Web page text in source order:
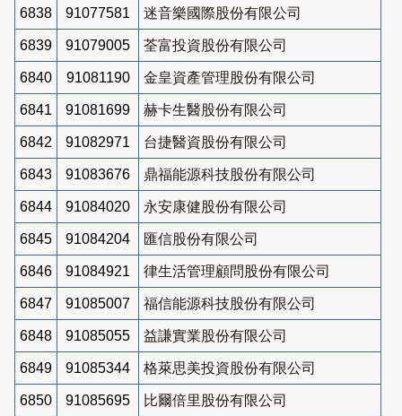
6838 91077581 迷音樂國際股份有限公司
6839 91079005 荃富投資股份有限公司
6840 91081190 金皇資產管理股份有限公司
6841 91081699 赫卡生醫股份有限公司
6842 91082971 台捷醫資股份有限公司
6843 91083676 鼎福能源科技股份有限公司
6844 91084020 永安康健股份有限公司
6845 91084204 匯信股份有限公司
6846 91084921 律生活管理顧問股份有限公司
6847 91085007 福信能源科技股份有限公司
6848 91085055 益謙實業股份有限公司
6849 91085344 格萊思美投資股份有限公司
6850 91085695
比爾倍里股份有限公司